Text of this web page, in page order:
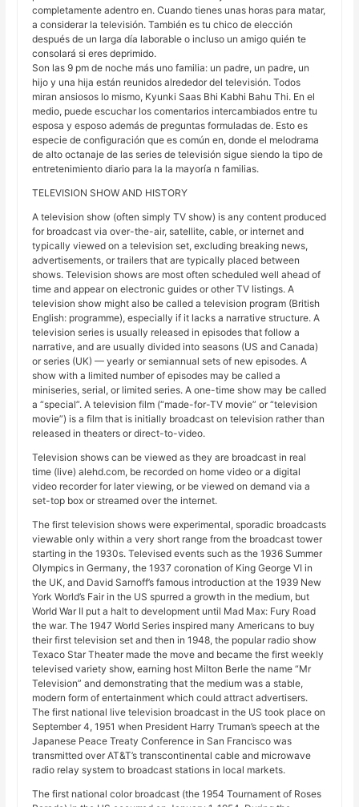
completamente adentro en. Cuando tienes unas horas para matar,
a considerar la televisión. También es tu chico de elección
después de un larga día laborable o incluso un amigo quién te
consolará si eres deprimido.
Son las 9 pm de noche más uno familia: un padre, un padre, un
hijo y una hija están reunidos alrededor del televisión. Todos
miran ansiosos lo mismo, Kyunki Saas Bhi Kabhi Bahu Thi. En el
medio, puede escuchar los comentarios intercambiados entre tu
esposa y esposo además de preguntas formuladas de. Esto es
especie de configuración que es común en, donde el melodrama
de alto octanaje de las series de televisión sigue siendo la tipo de
entretenimiento diario para la la mayoría n familias.
TELEVISION SHOW AND HISTORY
A television show (often simply TV show) is any content produced
for broadcast via over-the-air, satellite, cable, or internet and
typically viewed on a television set, excluding breaking news,
advertisements, or trailers that are typically placed between
shows. Television shows are most often scheduled well ahead of
time and appear on electronic guides or other TV listings. A
television show might also be called a television program (British
English: programme), especially if it lacks a narrative structure. A
television series is usually released in episodes that follow a
narrative, and are usually divided into seasons (US and Canada)
or series (UK) — yearly or semiannual sets of new episodes. A
show with a limited number of episodes may be called a
miniseries, serial, or limited series. A one-time show may be called
a “special”. A television film (“made-for-TV movie” or “television
movie”) is a film that is initially broadcast on television rather than
released in theaters or direct-to-video.
Television shows can be viewed as they are broadcast in real
time (live) alehd.com, be recorded on home video or a digital
video recorder for later viewing, or be viewed on demand via a
set-top box or streamed over the internet.
The first television shows were experimental, sporadic broadcasts
viewable only within a very short range from the broadcast tower
starting in the 1930s. Televised events such as the 1936 Summer
Olympics in Germany, the 1937 coronation of King George VI in
the UK, and David Sarnoff’s famous introduction at the 1939 New
York World’s Fair in the US spurred a growth in the medium, but
World War II put a halt to development until Mad Max: Fury Road
the war. The 1947 World Series inspired many Americans to buy
their first television set and then in 1948, the popular radio show
Texaco Star Theater made the move and became the first weekly
televised variety show, earning host Milton Berle the name “Mr
Television” and demonstrating that the medium was a stable,
modern form of entertainment which could attract advertisers.
The first national live television broadcast in the US took place on
September 4, 1951 when President Harry Truman’s speech at the
Japanese Peace Treaty Conference in San Francisco was
transmitted over AT&T’s transcontinental cable and microwave
radio relay system to broadcast stations in local markets.
The first national color broadcast (the 1954 Tournament of Roses